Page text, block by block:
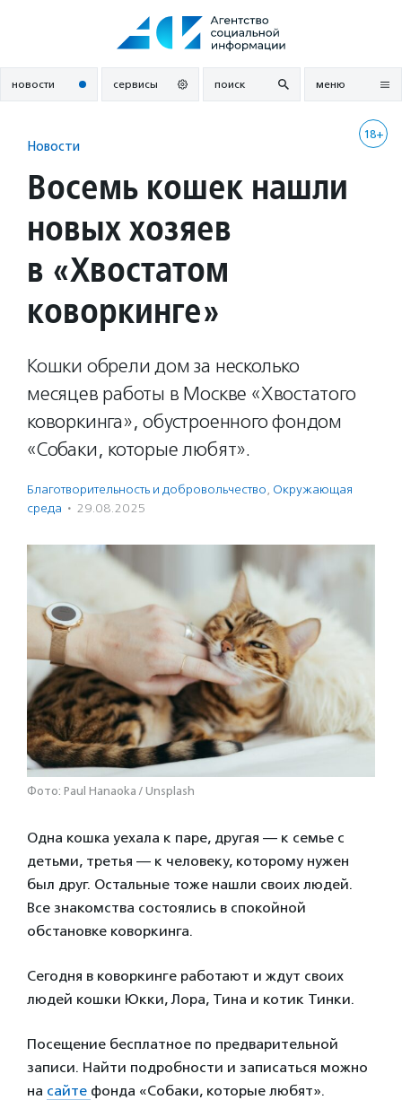
новости сервисы поиск меню
18+
Новости
Восемь кошек нашли
новых хозяев
в «Хвостатом
коворкинге»
Кошки обрели дом за несколько
месяцев работы в Москве «Хвостатого
коворкинга», обустроенного фондом
«Собаки, которые любят».
Благотвори­тель­ность и доброволь­чест­во, Окружающая
среда · 29.08.2025
Фото: Paul Hanaoka / Unsplash
Одна кошка уехала к паре, другая — к семье с
детьми, третья — к человеку, которому нужен
был друг. Остальные тоже нашли своих людей.
Все знакомства состоялись в спокойной
обстановке коворкинга.
Сегодня в коворкинге работают и ждут своих
людей кошки Юкки, Лора, Тина и котик Тинки.
Посещение бесплатное по предварительной
записи. Найти подробности и записаться можно
на сайте фонда «Собаки, которые любят».